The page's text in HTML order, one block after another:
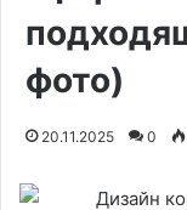
фото)
20.11.2025 0